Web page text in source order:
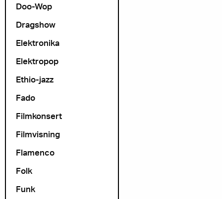
Doo-Wop
Dragshow
Elektronika
Elektropop
Ethio-jazz
Fado
Filmkonsert
Filmvisning
Flamenco
Folk
Funk